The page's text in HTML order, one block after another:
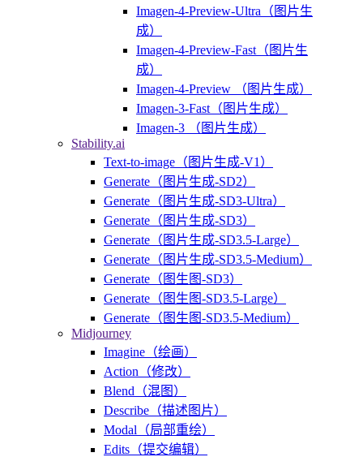
Imagen-4-Preview-Ultra（图片生
成）
Imagen-4-Preview-Fast（图片生
成）
Imagen-4-Preview （图片生成）
Imagen-3-Fast（图片生成）
Imagen-3 （图片生成）
Stability.ai
Text-to-image（图片生成-V1）
Generate（图片生成-SD2）
Generate（图片生成-SD3-Ultra）
Generate（图片生成-SD3）
Generate（图片生成-SD3.5-Large）
Generate（图片生成-SD3.5-Medium）
Generate（图生图-SD3）
Generate（图生图-SD3.5-Large）
Generate（图生图-SD3.5-Medium）
Midjourney
Imagine（绘画）
Action（修改）
Blend（混图）
Describe（描述图片）
Modal（局部重绘）
Edits（提交编辑）